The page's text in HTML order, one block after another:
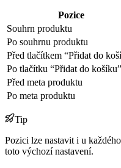
Pozice
Souhrn produktu
Po souhrnu produktu
Před tlačítkem “Přidat do
Po tlačítku “Přidat do košíku”
Před meta produktu
Po meta produktu
Tip
Pozici lze nastavit i u
toto výchozí nastavení.